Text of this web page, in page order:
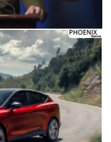
Отмена